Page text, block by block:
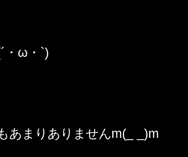
・ω・`)
あまりありませんm(_ _)m